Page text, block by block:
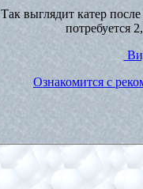
Так выглядит катер
потребуется
Ознакомится с